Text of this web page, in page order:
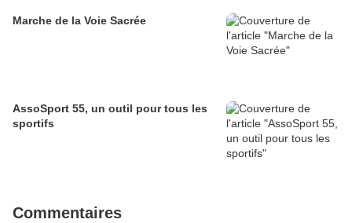
Marche de la Voie Sacrée
AssoSport 55, un outil pour tous les
sportifs
Commentaires